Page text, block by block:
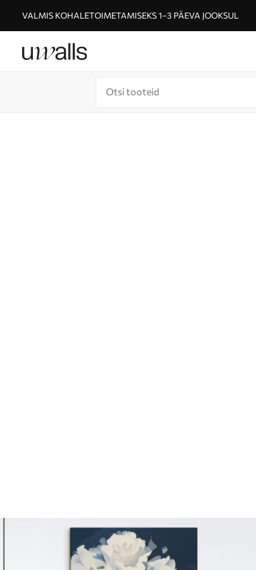
VALMIS KOHALETOIMETAMISEKS 1–3 PÄEVA JOOKSUL